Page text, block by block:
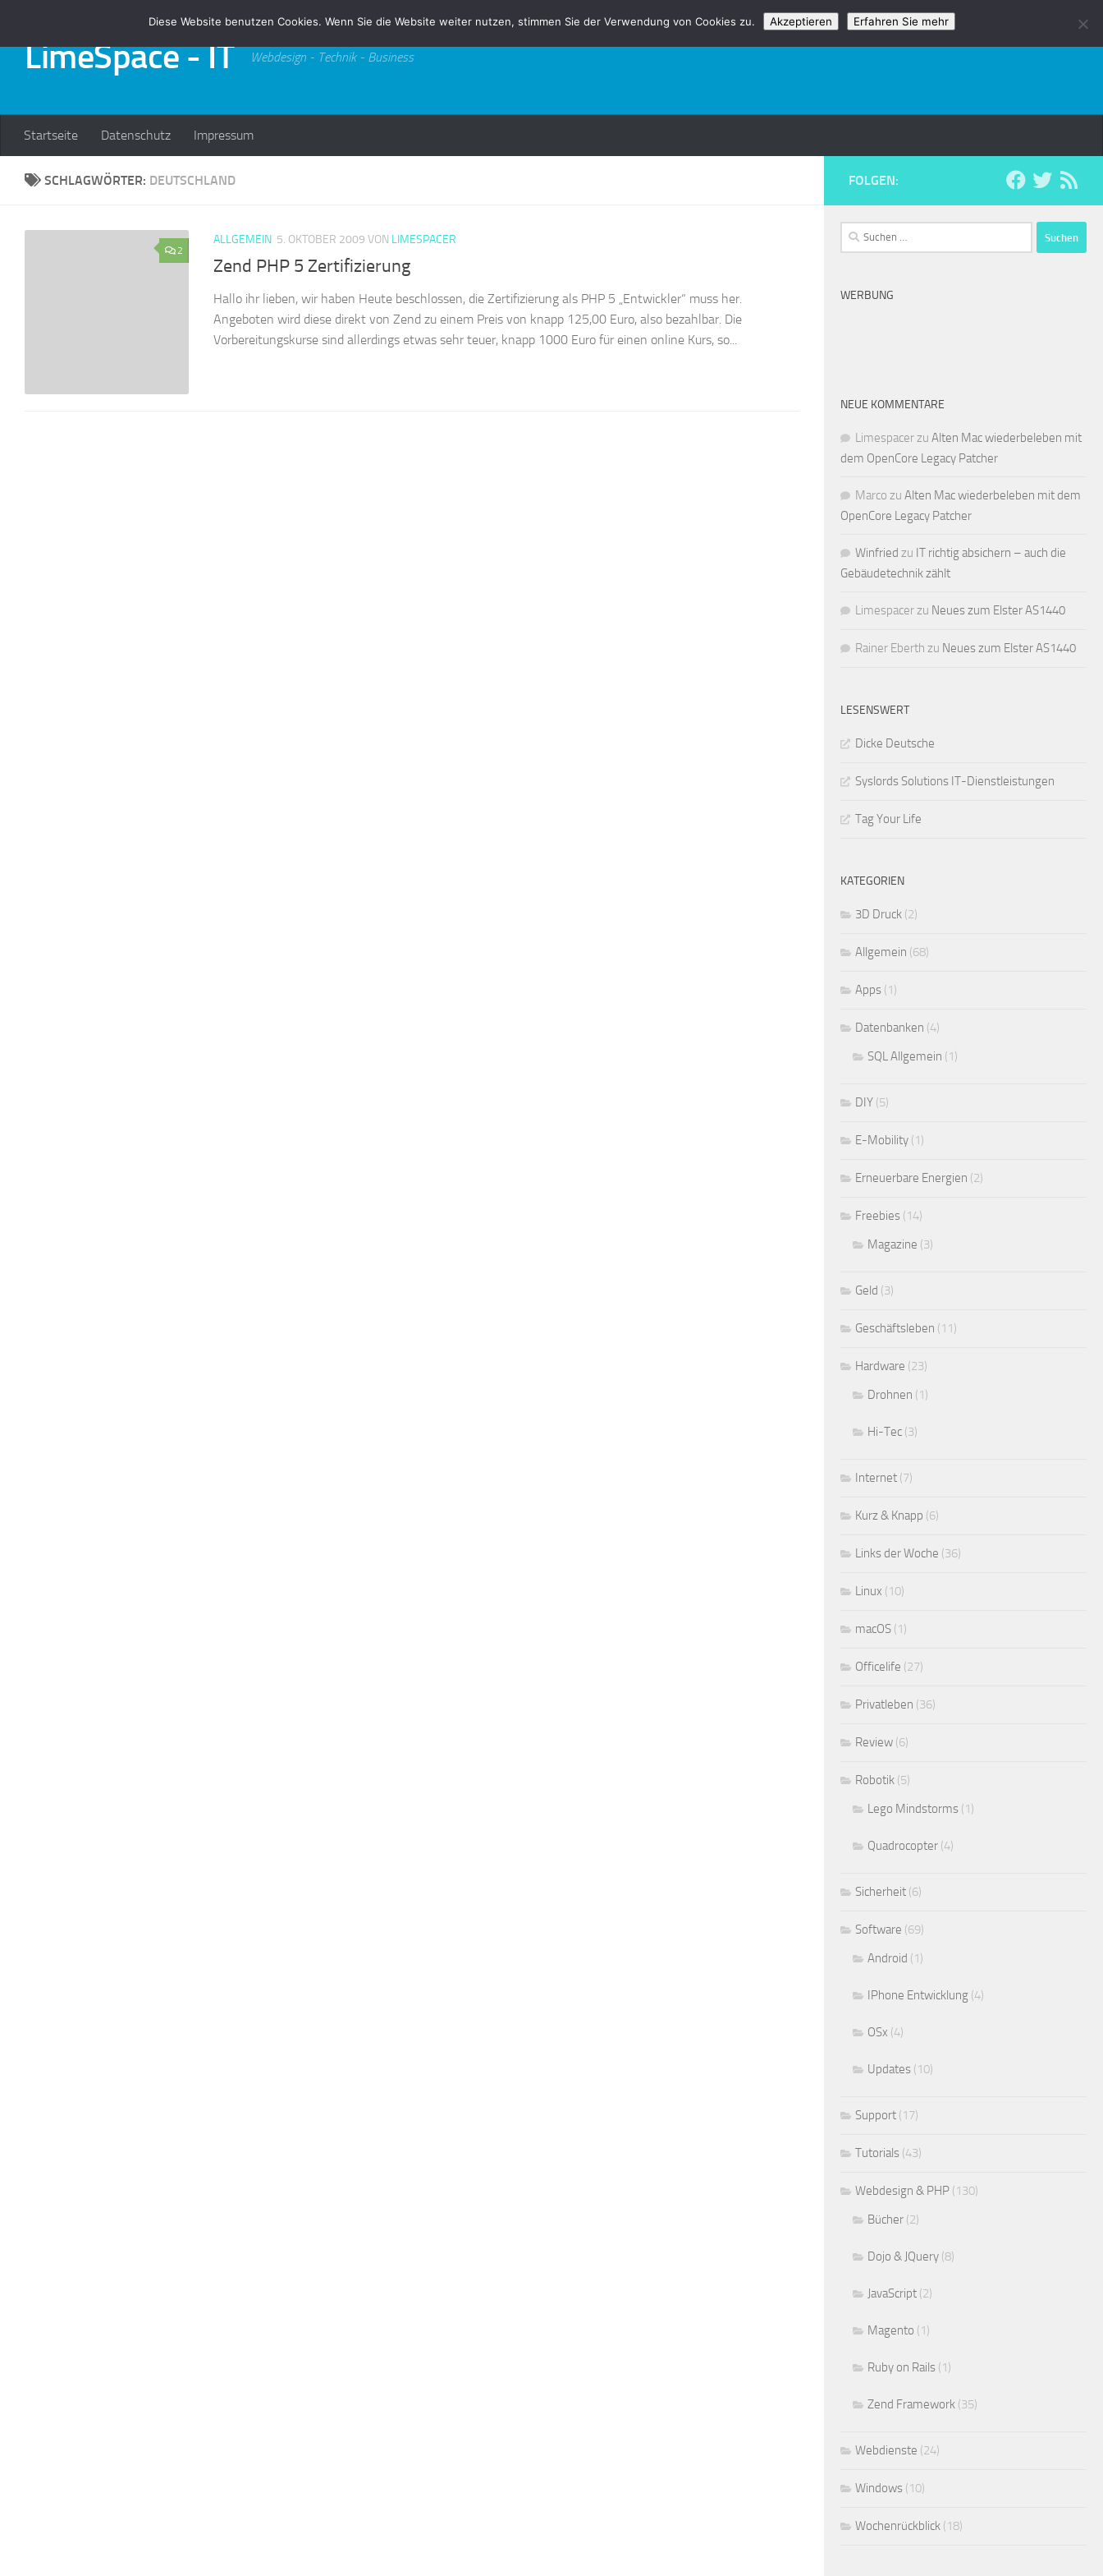
LimeSpace - IT Webdesign - Technik - Business
Startseite Datenschutz Impressum
SCHLAGWÖRTER: DEUTSCHLAND
2
ALLGEMEIN 5. OKTOBER 2009 VON LIMESPACER
Zend PHP 5 Zertifizierung
Hallo ihr lieben, wir haben Heute beschlossen, die Zertifizierung als PHP 5 „Entwickler“ muss her.
Angeboten wird diese direkt von Zend zu einem Preis von knapp 125,00 Euro, also bezahlbar. Die
Vorbereitungskurse sind allerdings etwas sehr teuer, knapp 1000 Euro für einen online Kurs, so...
FOLGEN:
Suchen
nach:
WERBUNG
NEUE KOMMENTARE
Limespacerzu Alten Mac wiederbeleben mit
dem OpenCore Legacy Patcher
Marco zu Alten Mac wiederbeleben mit dem
OpenCore Legacy Patcher
Winfried zu IT richtig absichern – auch die
Gebäudetechnik zählt
Limespacerzu Neues zum Elster AS1440
Rainer Eberth zu Neues zum Elster AS1440
LESENSWERT
Dicke Deutsche
Syslords Solutions IT-Dienstleistungen
Tag Your Life
KATEGORIEN
3D Druck (2)
Allgemein (68)
Apps (1)
Datenbanken (4)
SQL Allgemein (1)
DIY (5)
E-Mobility (1)
Erneuerbare Energien (2)
Freebies (14)
Magazine (3)
Geld (3)
Geschäftsleben (11)
Hardware (23)
Drohnen (1)
Hi-Tec (3)
Internet (7)
Kurz & Knapp (6)
Links der Woche (36)
Linux (10)
macOS (1)
Officelife (27)
Privatleben (36)
Review (6)
Robotik (5)
Lego Mindstorms (1)
Quadrocopter (4)
Sicherheit (6)
Software (69)
Android (1)
IPhone Entwicklung (4)
OSx (4)
Updates (10)
Support (17)
Tutorials (43)
Webdesign & PHP (130)
Bücher (2)
Dojo & JQuery (8)
JavaScript (2)
Magento (1)
Ruby on Rails (1)
Zend Framework (35)
Webdienste (24)
Windows (10)
Wochenrückblick (18)
Diese Website benutzen Cookies. Wenn Sie die Website weiter nutzen, stimmen Sie der Verwendung von Cookies zu. Akzeptieren Erfahren Sie mehr